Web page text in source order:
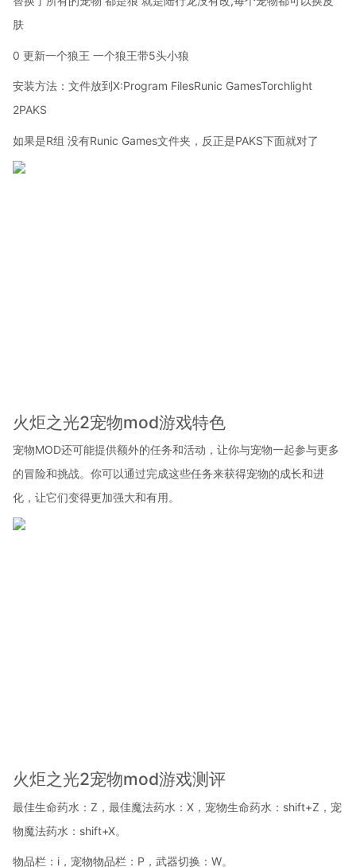
肤
0 更新一个狼王 一个狼王带5头小狼
安装方法：文件放到X:Program FilesRunic GamesTorchlight
2PAKS
如果是R组 没有Runic Games文件夹，反正是PAKS下面就对了
火炬之光2宠物mod游戏特色
宠物MOD还可能提供额外的任务和活动，让你与宠物一起参与更多
的冒险和挑战。你可以通过完成这些任务来获得宠物的成长和进
化，让它们变得更加强大和有用。
火炬之光2宠物mod游戏测评
最佳生命药水：Z，最佳魔法药水：X，宠物生命药水：shift+Z，宠
物魔法药水：shift+X。
物品栏：i，宠物物品栏：P，武器切换：W。